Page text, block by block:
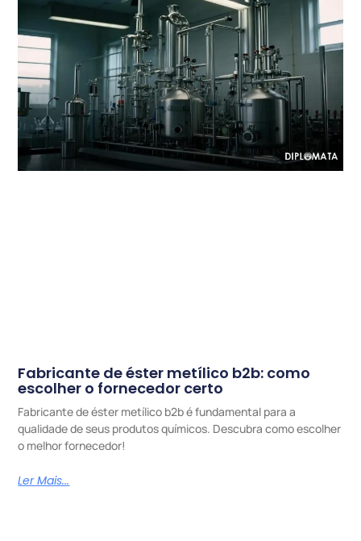
Fabricante de éster metílico b2b: como
escolher o fornecedor certo
Fabricante de éster metílico b2b é fundamental para a
qualidade de seus produtos químicos. Descubra como escolher
o melhor fornecedor!
Ler Mais...